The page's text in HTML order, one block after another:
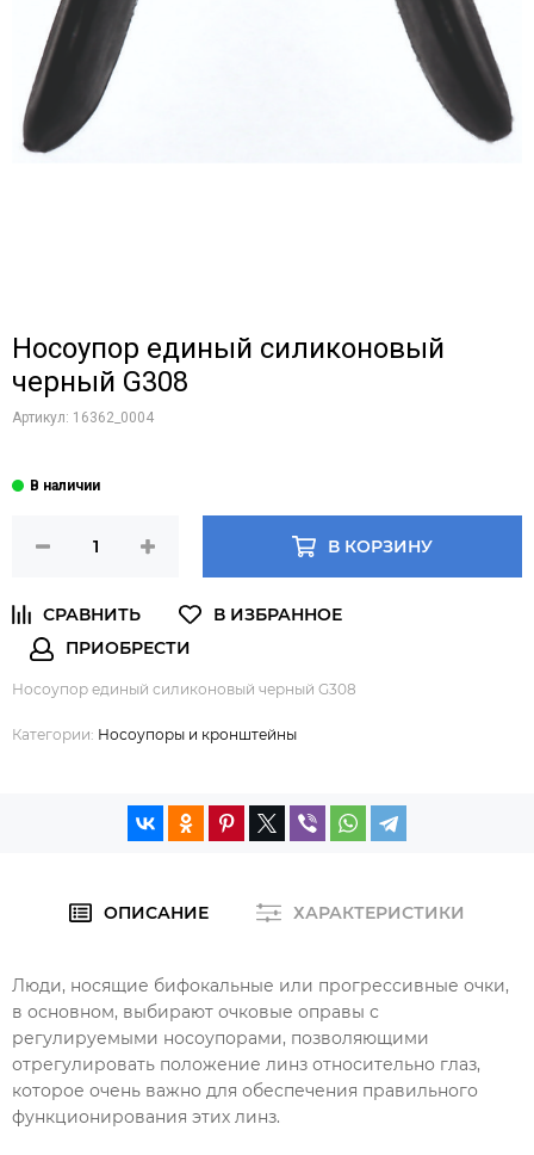
Носоупор единый силиконовый
черный G308
Артикул: 16362_0004
В КОРЗИНУ
Носоупор единый силиконовый черный G308
Категории: Носоупоры и кронштейны
ОПИСАНИЕ ХАРАКТЕРИСТИКИ
Люди, носящие бифокальные или прогрессивные очки,
в основном, выбирают очковые оправы с
регулируемыми носоупорами, позволяющими
отрегулировать положение линз относительно глаз,
которое очень важно для обеспечения правильного
функционирования этих линз.